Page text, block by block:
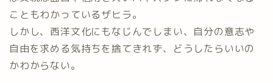
こともわかっているザヒラ。
しかし、西洋文化にもなじんでしまい、自分の意志や
自由を求める気持ちを捨てきれず、どうしたらいいの
かわからない。